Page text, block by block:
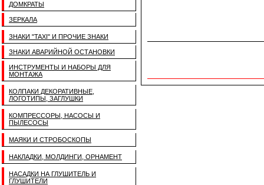
ДОМКРАТЫ
ЗЕРКАЛА
ЗНАКИ "TAXI" И ПРОЧИЕ ЗНАКИ
ЗНАКИ АВАРИЙНОЙ ОСТАНОВКИ
ИНСТРУМЕНТЫ И НАБОРЫ ДЛЯ
МОНТАЖА
КОЛПАКИ ДЕКОРАТИВНЫЕ,
ЛОГОТИПЫ, ЗАГЛУШКИ
КОМПРЕССОРЫ, НАСОСЫ И
ПЫЛЕСОСЫ
МАЯКИ И СТРОБОСКОПЫ
НАКЛАДКИ, МОЛДИНГИ, ОРНАМЕНТ
НАСАДКИ НА ГЛУШИТЕЛЬ И
ГЛУШИТЕЛИ